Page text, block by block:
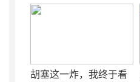
胡塞这一炸，我终于看